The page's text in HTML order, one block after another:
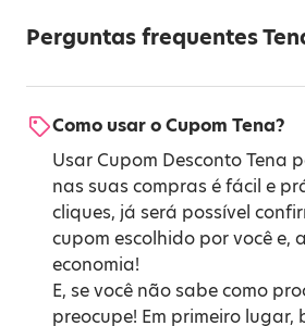
Perguntas frequentes
Como usar o Cupom Tena?
Usar Cupom Desconto Tena
nas suas compras é fácil e
cliques, já será possível
cupom escolhido por você e,
economia!
E, se você não sabe como
preocupe! Em primeiro lugar,